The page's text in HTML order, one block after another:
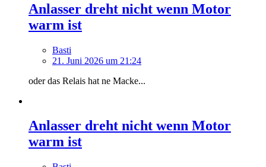
Anlasser dreht nicht wenn Motor
warm ist
Basti
21. Juni 2026 um 21:24
oder das Relais hat ne Macke...
Anlasser dreht nicht wenn Motor
warm ist